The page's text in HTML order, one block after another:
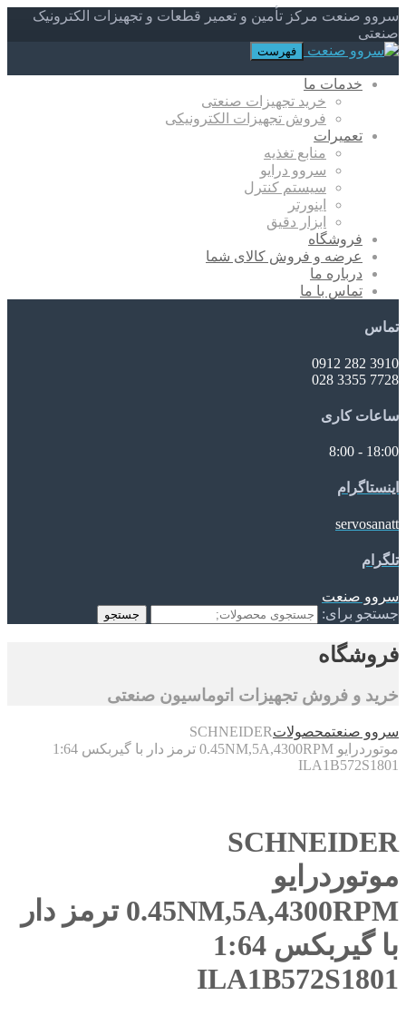
سروو صنعت مرکز تأمین و تعمیر قطعات و تجهیزات الکترونیک
صنعتی
فهرست
خدمات ما
خرید تجهیزات صنعتی
فروش تجهیزات الکترونیکی
تعمیرات
منابع تغذیه
سروو درایو
سیستم کنترل
اینورتر
ابزار دقیق
فروشگاه
عرضه و فروش کالای شما
درباره ما
تماس با ما
تماس
3910 282 0912
7728 3355 028
ساعات کاری
18:00 - 8:00
اینستاگرام
servosanatt
تلگرام
سروو صنعت
جستجو برای:
جستجو
فروشگاه
خرید و فروش تجهیزات اتوماسیون صنعتی
سروو صنعتمحصولاتSCHNEIDER
موتوردرایو 0.45NM,5A,4300RPM ترمز دار با گیربکس 1:64
ILA1B572S1801
SCHNEIDER
موتوردرایو
0.45NM,5A,4300RPM ترمز دار
با گیربکس 1:64
ILA1B572S1801